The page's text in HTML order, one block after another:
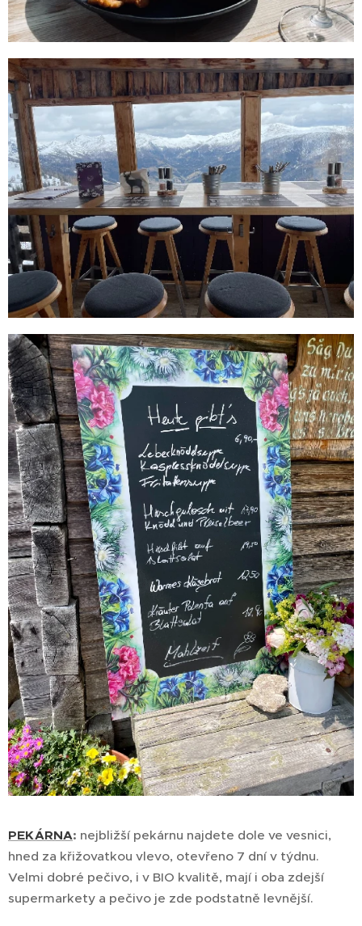
PEKÁRNA: nejbližší pekárnu najdete dole ve vesnici,
hned za křižovatkou vlevo, otevřeno 7 dní v týdnu.
Velmi dobré pečivo, i v BIO kvalitě, mají i oba zdejší
supermarkety a pečivo je zde podstatně levnější.